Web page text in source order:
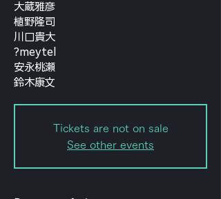
大蔵雅彦
植野隆司
川口貴大
?meytel
安永桃瀬
鈴木康文
Tickets are not on sale
See other events